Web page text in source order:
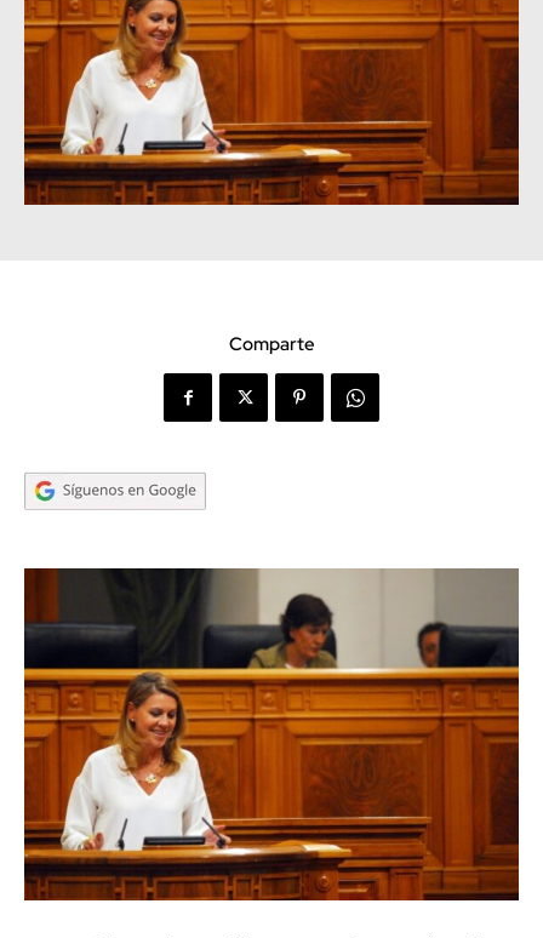
Comparte